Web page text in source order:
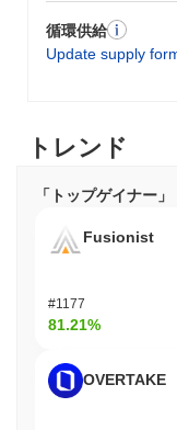
循環供給
Update supply
クチェーンや従来
す。これはターゲ
に、LUKSOのエコ
励し、ステークホ
ンの風景における
LUKSOで何が
ィリティを提供し
価値を送信し、
LYXの保有者はス
リティを確保し、
トレンド
「トップゲイナー」
Fusionist
#1177
81.21%
OVERTAKE